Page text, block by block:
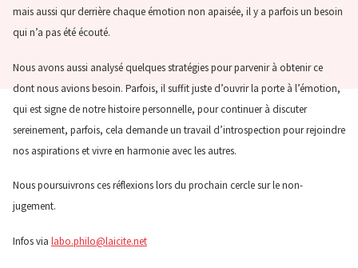
mais aussi qur derrière chaque émotion non apaisée, il y a parfois un besoin
qui n’a pas été écouté.
Nous avons aussi analysé quelques stratégies pour parvenir à obtenir ce
dont nous avions besoin. Parfois, il suffit juste d’ouvrir la porte à l’émotion,
qui est signe de notre histoire personnelle, pour continuer à discuter
sereinement, parfois, cela demande un travail d’introspection pour rejoindre
nos aspirations et vivre en harmonie avec les autres.
Nous poursuivrons ces réflexions lors du prochain cercle sur le non-
jugement.
Infos via labo.philo@laicite.net